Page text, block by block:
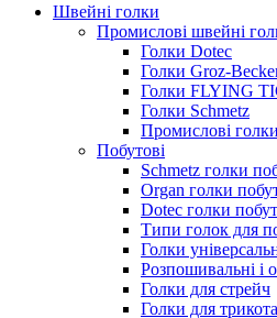
Швейні голки
Промислові швейні
Голки Dotec
Голки Groz-
Голки FLYING
Голки Schmetz
Промислові голки
Побутові
Schmetz голки
Organ голки
Dotec голки
Типи голок для
Голки
Розпошивальні і
Голки для стрейч
Голки для